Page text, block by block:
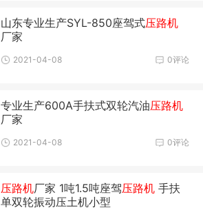
山东专业生产SYL-850座驾式压路机
厂家
0评论
2021-04-08
专业生产600A手扶式双轮汽油压路机
厂家
0评论
2021-04-08
压路机厂家 1吨1.5吨座驾压路机 手扶
单双轮振动压土机小型